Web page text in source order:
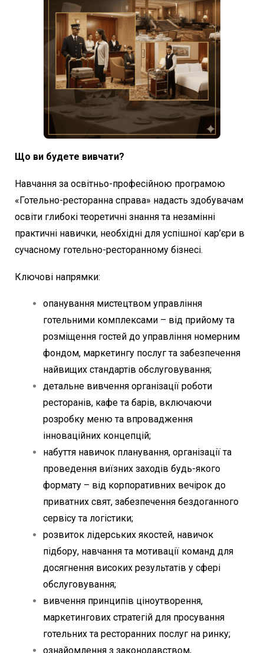
Що ви будете вивчати?
Навчання за освітньо-професійною програмою
«Готельно-ресторанна справа» надасть здобувачам
освіти глибокі теоретичні знання та незамінні
практичні навички, необхідні для успішної кар’єри в
сучасному готельно-ресторанному бізнесі.
Ключові напрямки:
опанування мистецтвом управління
готельними комплексами – від прийому та
розміщення гостей до управління номерним
фондом, маркетингу послуг та забезпечення
найвищих стандартів обслуговування;
детальне вивчення організації роботи
ресторанів, кафе та барів, включаючи
розробку меню та впровадження
інноваційних концепцій;
набуття навичок планування, організації та
проведення виїзних заходів будь-якого
формату – від корпоративних вечірок до
приватних свят, забезпечення бездоганного
сервісу та логістики;
розвиток лідерських якостей, навичок
підбору, навчання та мотивації команд для
досягнення високих результатів у сфері
обслуговування;
вивчення принципів ціноутворення,
маркетингових стратегій для просування
готельних та ресторанних послуг на ринку;
ознайомлення з законодавством,